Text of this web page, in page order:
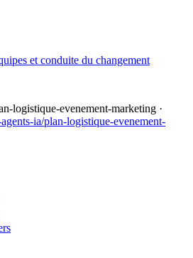
et conduite du changement
logistique-evenement-marketing ·
ia/plan-logistique-evenement-